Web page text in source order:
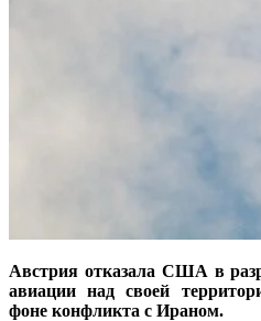
Австрия отказала США в
авиации над своей
фоне конфликта с Ираном.